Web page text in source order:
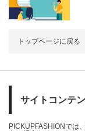
トップページに戻る
サイトコンテ
PICKUPFASHIONでは